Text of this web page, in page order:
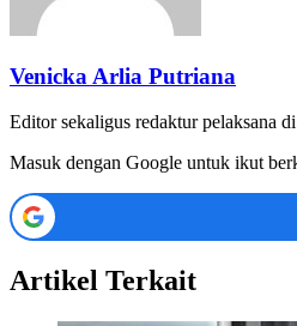
Venicka Arlia Putriana
Editor sekaligus redaktur pelaksana
Masuk dengan Google untuk ikut
Artikel Terkait